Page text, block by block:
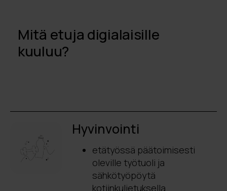
Mitä etuja digialaisille
kuuluu?
Hyvinvointi
etätyössä päätoimisesti
oleville työtuoli ja
sähkötyöpöytä
kotiinkuljetuksella